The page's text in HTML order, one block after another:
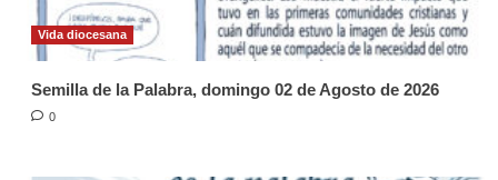
Vida diocesana
Semilla de la Palabra, domingo 02 de Agosto de 2026
0